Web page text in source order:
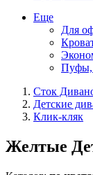
Еще
Для
Пуфы,
Сток
Детские
Клик-кляк
Желтые